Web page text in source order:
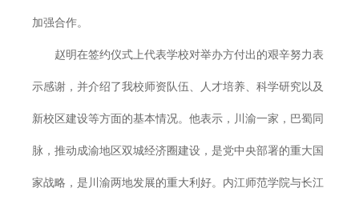
加强合作。
赵明在签约仪式上代表学校对举办方付出的艰辛努力表
示感谢，并介绍了我校师资队伍、人才培养、科学研究以及
新校区建设等方面的基本情况。他表示，川渝一家，巴蜀同
脉，推动成渝地区双城经济圈建设，是党中央部署的重大国
家战略，是川渝两地发展的重大利好。内江师范学院与长江